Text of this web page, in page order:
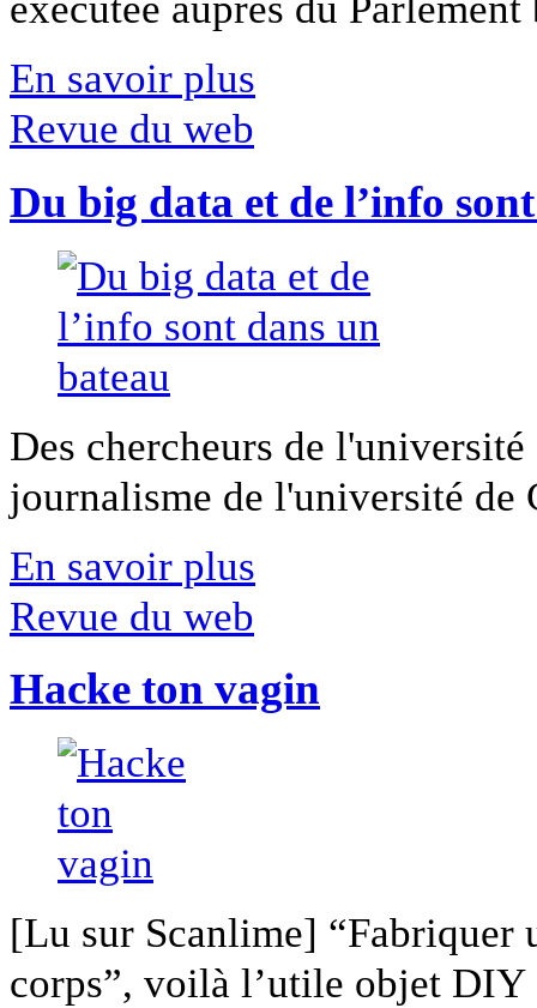
En savoir plus
Revue du web
Du big data et de l’info
Des chercheurs de
journalisme de l'université
En savoir plus
Revue du web
Hacke ton vagin
[Lu sur Scanlime] “Fabriquer
corps”, voilà l’utile objet